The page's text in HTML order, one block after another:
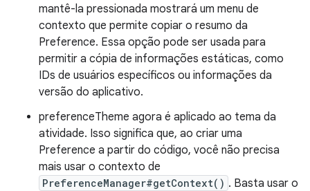
mantê-la pressionada mostrará um menu de
contexto que permite copiar o resumo da
Preference. Essa opção pode ser usada para
permitir a cópia de informações estáticas, como
IDs de usuários específicos ou informações da
versão do aplicativo.
preferenceTheme agora é aplicado ao tema da
atividade. Isso significa que, ao criar uma
Preference a partir do código, você não precisa
mais usar o contexto de
PreferenceManager#getContext() . Basta usar o